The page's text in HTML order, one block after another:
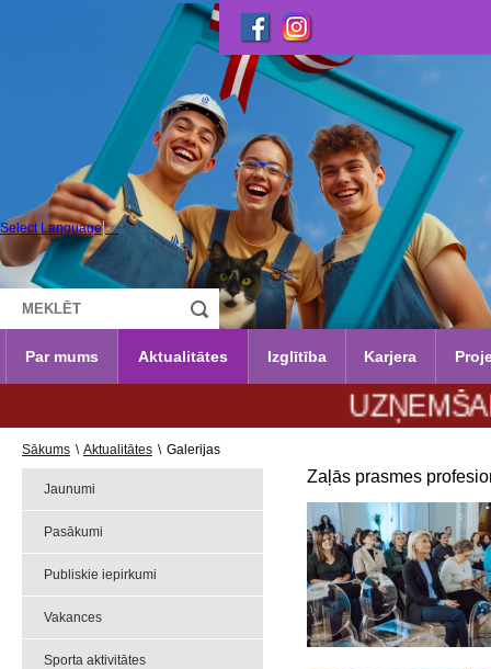
Select Language ▼
Par mums Aktualitātes Izglītība Karjera
Sākums \ Aktualitātes \ Galerijas
Jaunumi
Pasākumi
Publiskie iepirkumi
Vakances
Sporta aktivitātes
Zaļās prasmes